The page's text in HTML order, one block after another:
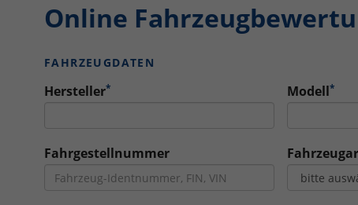
Online
FAHRZEUGDATEN
Hersteller* Modell*
Fahrgestellnummer